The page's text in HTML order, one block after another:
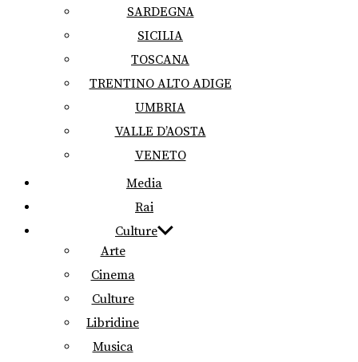
SARDEGNA
SICILIA
TOSCANA
TRENTINO ALTO ADIGE
UMBRIA
VALLE D’AOSTA
VENETO
Media
Rai
Culture
Arte
Cinema
Culture
Libridine
Musica